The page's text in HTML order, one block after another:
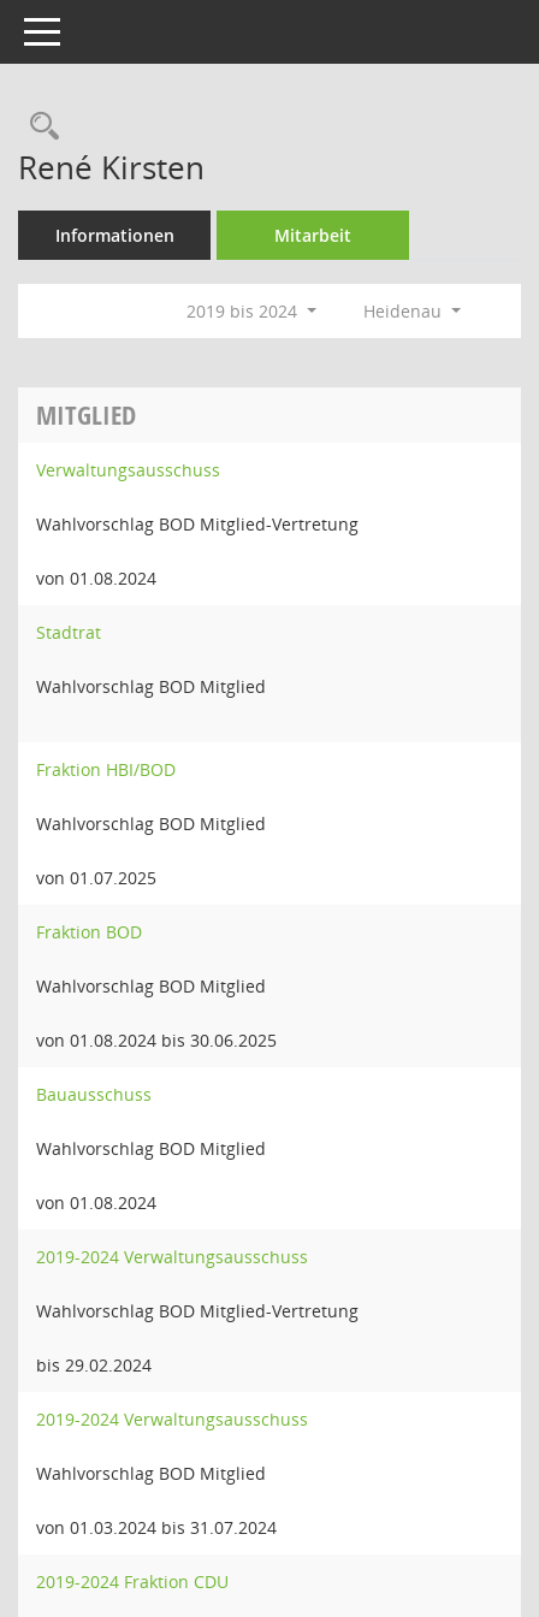
Toggle navigation
Rechercheauswahl
René Kirsten
Informationen Mitarbeit
2019 bis 2024 Heidenau
MITGLIED
Verwaltungsausschuss
Wahlvorschlag BOD Mitglied-Vertretung
von 01.08.2024
Stadtrat
Wahlvorschlag BOD Mitglied
Fraktion HBI/BOD
Wahlvorschlag BOD Mitglied
von 01.07.2025
Fraktion BOD
Wahlvorschlag BOD Mitglied
von 01.08.2024 bis 30.06.2025
Bauausschuss
Wahlvorschlag BOD Mitglied
von 01.08.2024
2019-2024 Verwaltungsausschuss
Wahlvorschlag BOD Mitglied-Vertretung
bis 29.02.2024
2019-2024 Verwaltungsausschuss
Wahlvorschlag BOD Mitglied
von 01.03.2024 bis 31.07.2024
2019-2024 Fraktion CDU